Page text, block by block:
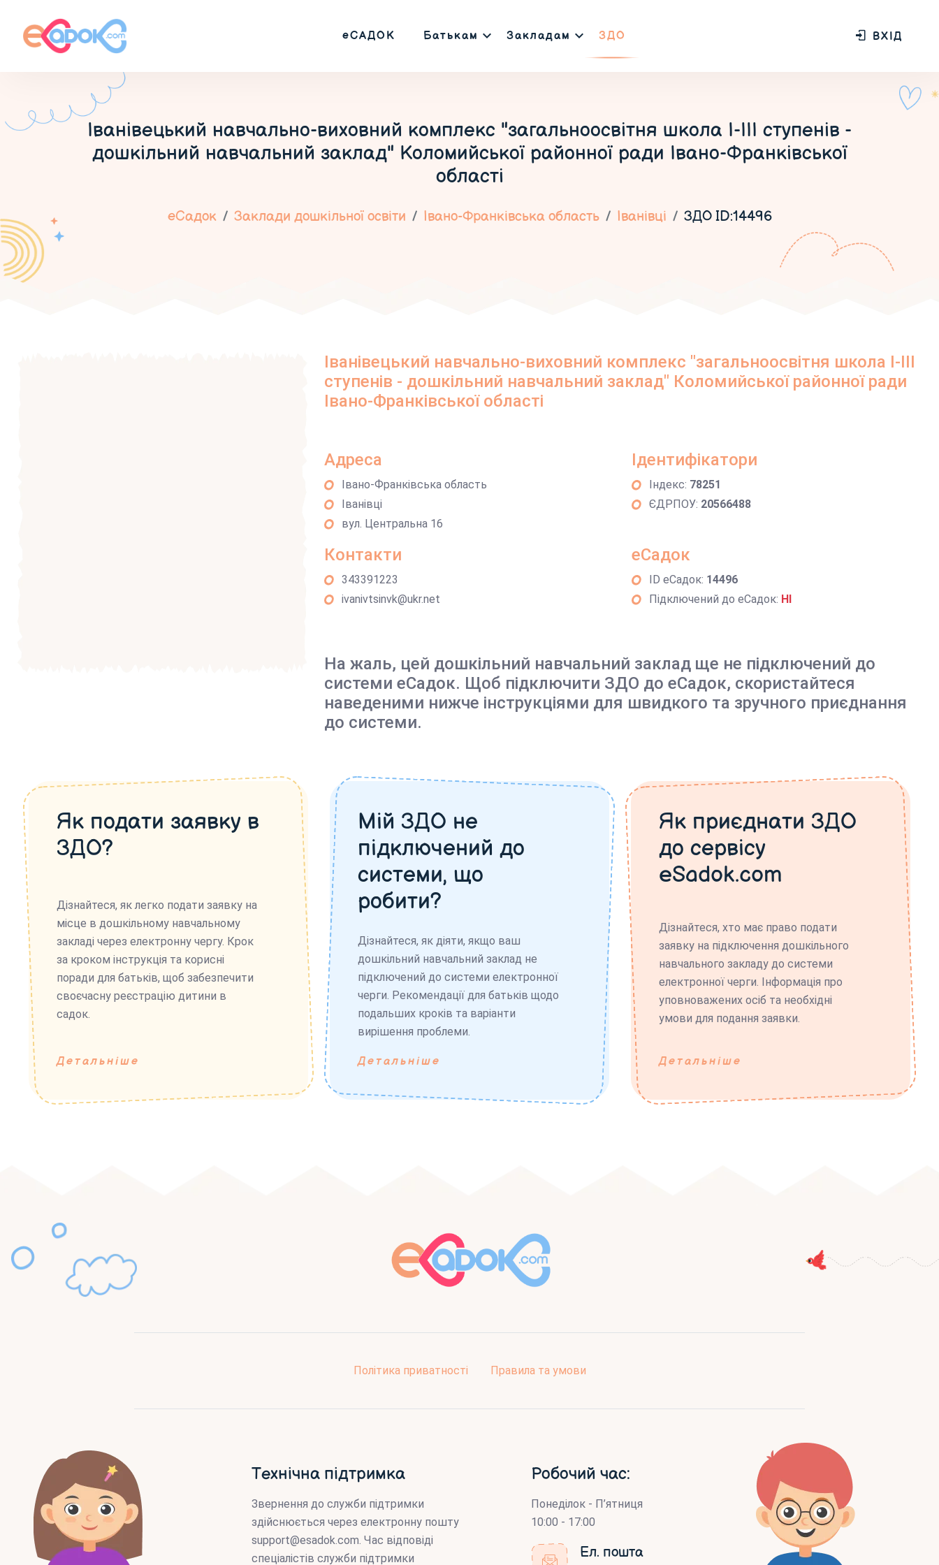
еСАДОК Батькам Закладам ЗДО ВХІД
Іванівецький навчально-виховний комплекс "загальноосвітня школа І-ІІІ ступенів -
дошкільний навчальний заклад" Коломийської районної ради Івано-Франківської
області
еСадок Заклади дошкільної освіти Івано-Франківська область Іванівці ЗДО ID:14496
Іванівецький навчально-виховний комплекс "загальноосвітня школа І-ІІІ
ступенів - дошкільний навчальний заклад" Коломийської районної ради
Івано-Франківської області
Адреса
Івано-Франківська область
Іванівці
вул. Центральна 16
Ідентифікатори
Індекс: 78251
ЄДРПОУ: 20566488
Контакти
343391223
ivanivtsinvk@ukr.net
еСадок
ID еСадок: 14496
Підключений до еСадок: НІ
На жаль, цей дошкільний навчальний заклад ще не підключений до
системи еСадок. Щоб підключити ЗДО до еСадок, скористайтеся
наведеними нижче інструкціями для швидкого та зручного приєднання
до системи.
Як подати заявку в
ЗДО?
Дізнайтеся, як легко подати заявку на
місце в дошкільному навчальному
закладі через електронну чергу. Крок
за кроком інструкція та корисні
поради для батьків, щоб забезпечити
своєчасну реєстрацію дитини в
садок.
Детальніше
Мій ЗДО не
підключений до
системи, що
робити?
Дізнайтеся, як діяти, якщо ваш
дошкільний навчальний заклад не
підключений до системи електронної
черги. Рекомендації для батьків щодо
подальших кроків та варіанти
вирішення проблеми.
Детальніше
Як приєднати ЗДО
до сервісу
eSadok.com
Дізнайтеся, хто має право подати
заявку на підключення дошкільного
навчального закладу до системи
електронної черги. Інформація про
уповноважених осіб та необхідні
умови для подання заявки.
Детальніше
Політика приватності Правила та умови
Технічна підтримка
Звернення до служби підтримки
здійснюється через електронну пошту
support@esadok.com. Час відповіді
спеціалістів служби підтримки
Робочий час:
Понеділок - П’ятниця
10:00 - 17:00
Ел. пошта